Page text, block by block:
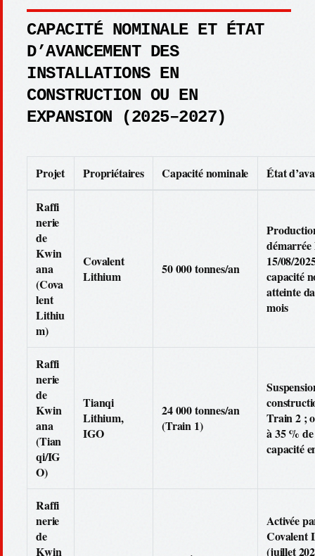
CAPACITÉ NOMINALE ET ÉTAT
D’AVANCEMENT DES
INSTALLATIONS EN
CONSTRUCTION OU EN
EXPANSION (2025–2027)
Projet Propriétaires Capacité nominale État
Raffi
nerie
de
Kwin
ana
(Cova
lent
Lithiu
m)
Covalent
Lithium
50 000 tonnes/an
démarrée
15/08/
capacité
atteinte
mois
Raffi
nerie
de
Kwin
ana
(Tian
qi/IG
O)
Tianqi
Lithium,
IGO
24 000 tonnes/an
(Train 1)
Train 2 ;
à 35 %
capacité
Raffi
nerie
de
Kwin
Activée
Covalent
(juillet